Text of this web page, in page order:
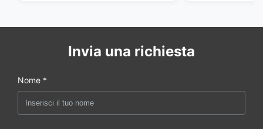
Invia una richiesta
Nome *